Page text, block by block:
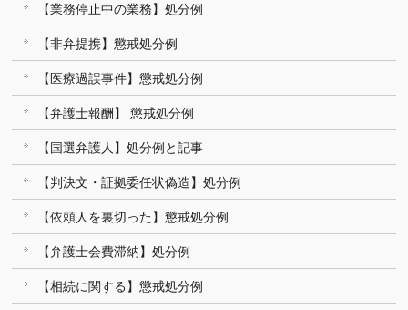
【業務停止中の業務】処分例
【非弁提携】懲戒処分例
【医療過誤事件】懲戒処分例
【弁護士報酬】 懲戒処分例
【国選弁護人】処分例と記事
【判決文・証拠委任状偽造】処分例
【依頼人を裏切った】懲戒処分例
【弁護士会費滞納】処分例
【相続に関する】懲戒処分例